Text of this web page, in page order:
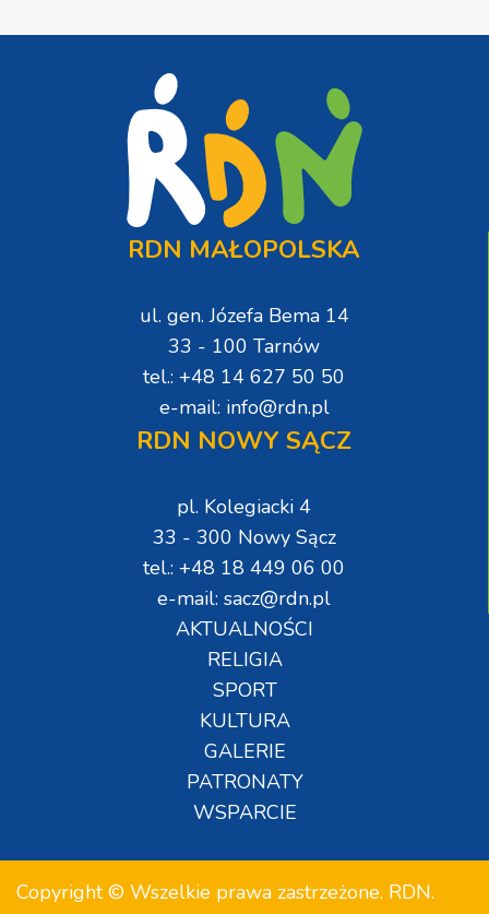
RDN MAŁOPOLSKA
ul. gen. Józefa Bema 14
33 - 100 Tarnów
tel.: +48 14 627 50 50
e-mail: info@rdn.pl
RDN NOWY SĄCZ
pl. Kolegiacki 4
33 - 300 Nowy Sącz
tel.: +48 18 449 06 00
e-mail: sacz@rdn.pl
AKTUALNOŚCI
RELIGIA
SPORT
KULTURA
GALERIE
PATRONATY
WSPARCIE
Copyright © Wszelkie prawa zastrzeżone. RDN.